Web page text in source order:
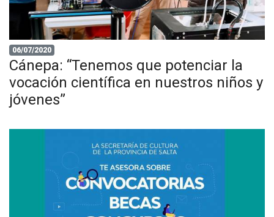
06/07/2020
Cánepa: “Tenemos que potenciar la
vocación científica en nuestros niños y
jóvenes”